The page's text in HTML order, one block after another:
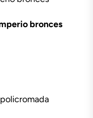
bronces